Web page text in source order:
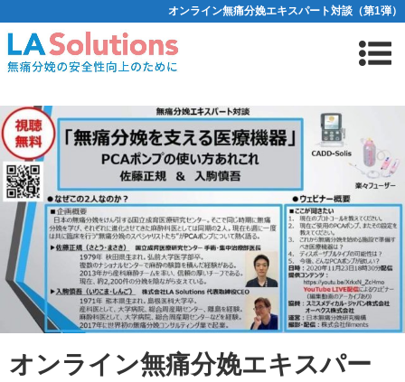
オンライン無痛分娩エキスパート対談（第1弾）
オンライン無痛分娩エキスパー